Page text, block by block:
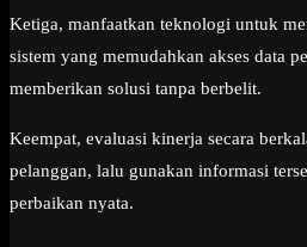
Ketiga, manfaatkan teknologi untuk
sistem yang memudahkan akses data
memberikan solusi tanpa berbelit.
Keempat, evaluasi kinerja secara
pelanggan, lalu gunakan informasi
perbaikan nyata.